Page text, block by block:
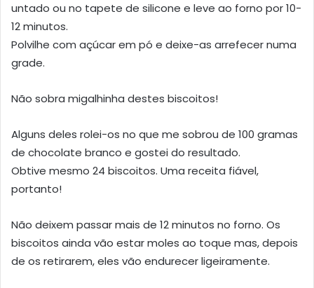
untado ou no tapete de silicone e leve ao forno por 10-
12 minutos.
Polvilhe com açúcar em pó e deixe-as arrefecer numa
grade.
Não sobra migalhinha destes biscoitos!
Alguns deles rolei-os no que me sobrou de 100 gramas
de chocolate branco e gostei do resultado.
Obtive mesmo 24 biscoitos. Uma receita fiável,
portanto!
Não deixem passar mais de 12 minutos no forno. Os
biscoitos ainda vão estar moles ao toque mas, depois
de os retirarem, eles vão endurecer ligeiramente.